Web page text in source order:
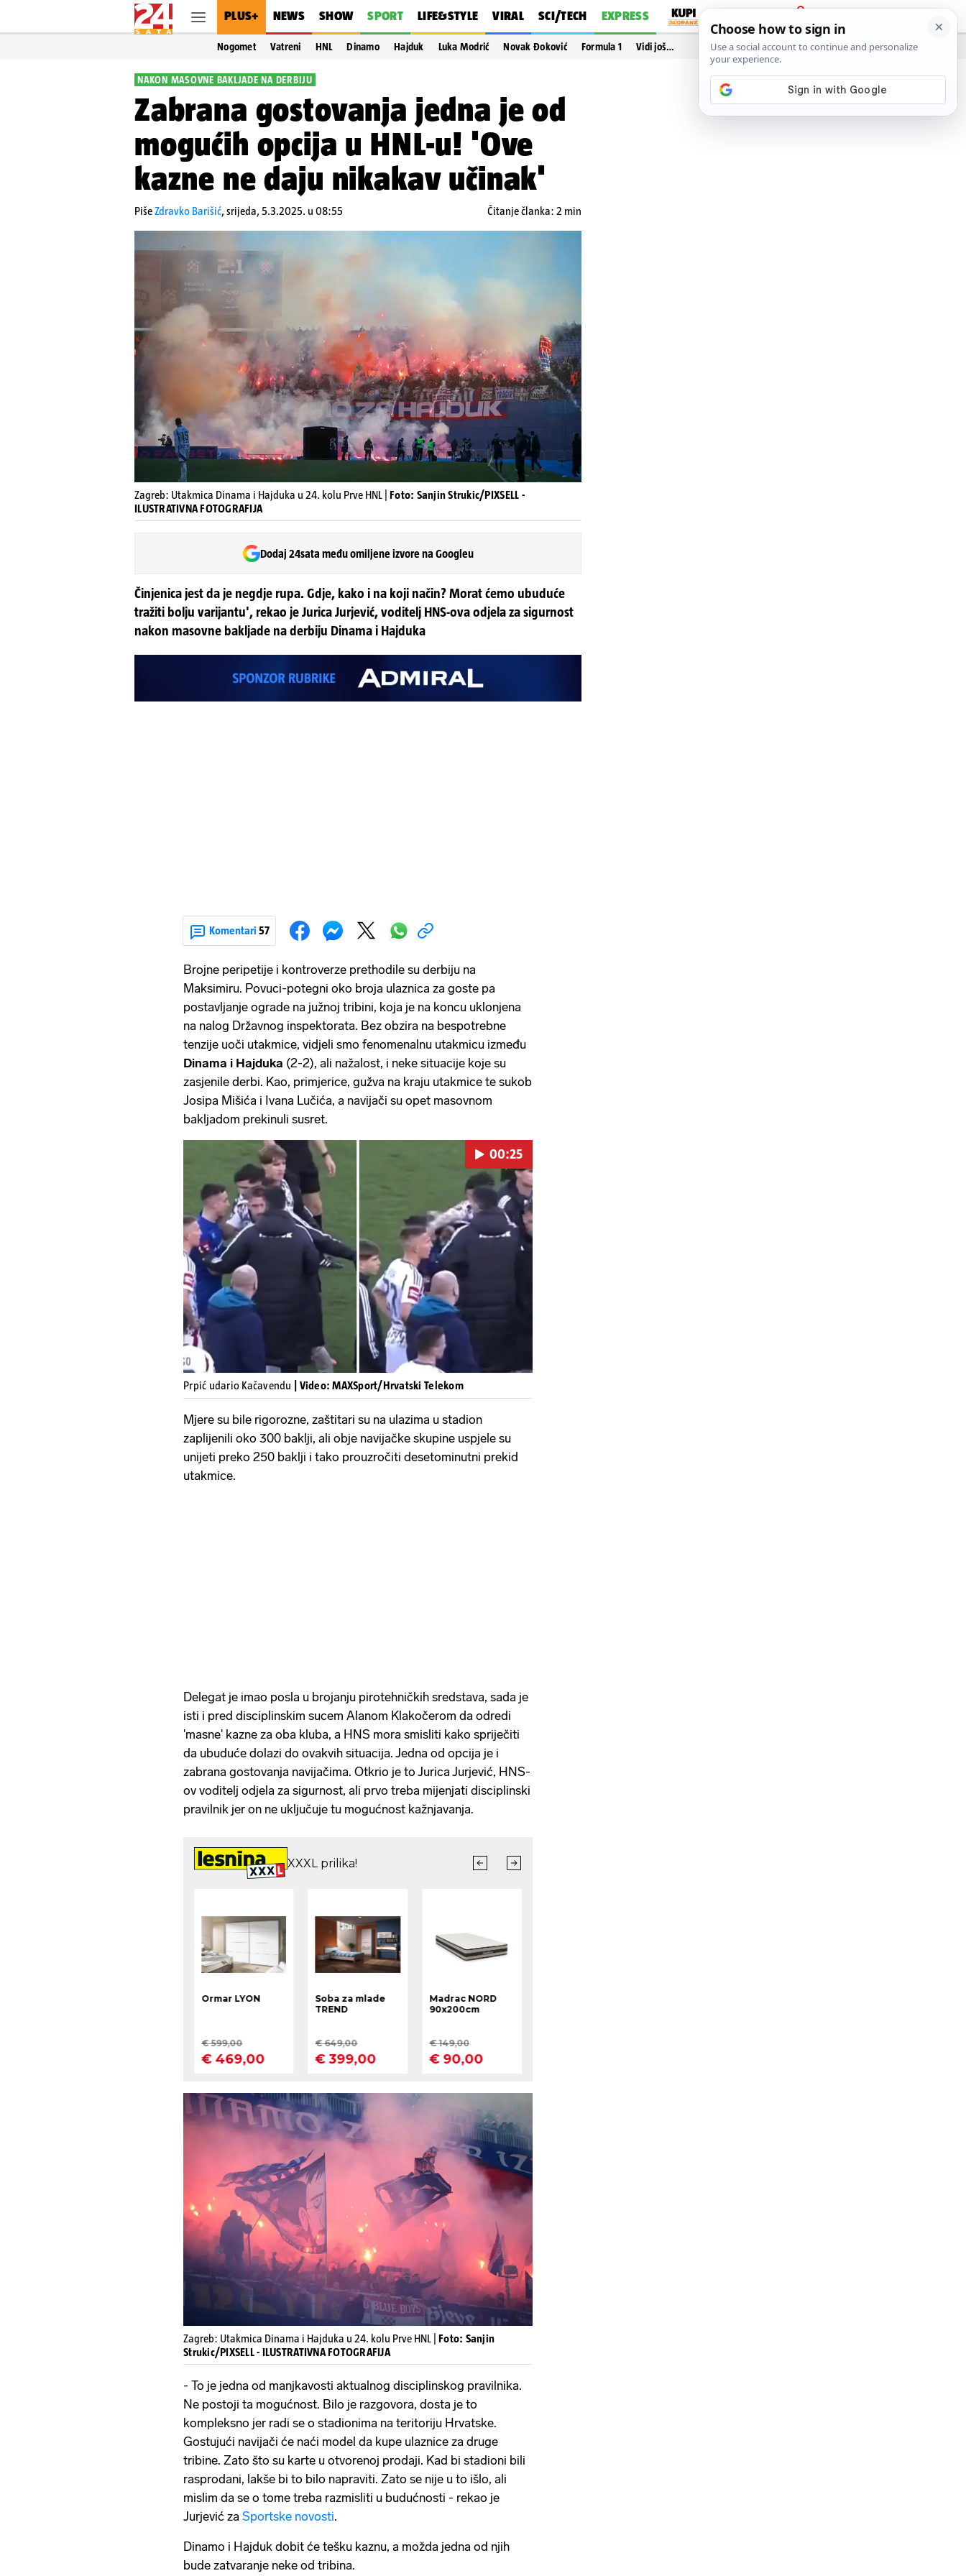
PLUS+ NEWS SHOW SPORT LIFE&STYLE VIRAL SCI/TECH EXPRESS
PRIJAVA
Nogomet Vatreni HNL Dinamo Hajduk Luka Modrić Novak Đoković Formula 1 Vidi još…
NAKON MASOVNE BAKLJADE NA DERBIJU
Zabrana gostovanja jedna je od
mogućih opcija u HNL-u! 'Ove
kazne ne daju nikakav učinak'
PišeZdravko Barišić,srijeda, 5.3.2025. u 08:55 Čitanje članka: 2 min
Zagreb: Utakmica Dinama i Hajduka u 24. kolu Prve HNL | Foto: Sanjin Strukic/PIXSELL -
ILUSTRATIVNA FOTOGRAFIJA
Dodaj 24sata među omiljene izvore na Googleu
Činjenica jest da je negdje rupa. Gdje, kako i na koji način? Morat ćemo ubuduće
tražiti bolju varijantu', rekao je Jurica Jurjević, voditelj HNS-ova odjela za sigurnost
nakon masovne bakljade na derbiju Dinama i Hajduka
Komentari 57
Brojne peripetije i kontroverze prethodile su derbiju na
Maksimiru. Povuci-potegni oko broja ulaznica za goste pa
postavljanje ograde na južnoj tribini, koja je na koncu uklonjena
na nalog Državnog inspektorata. Bez obzira na bespotrebne
tenzije uoči utakmice, vidjeli smo fenomenalnu utakmicu između
Dinama i Hajduka (2-2), ali nažalost, i neke situacije koje su
zasjenile derbi. Kao, primjerice, gužva na kraju utakmice te sukob
Josipa Mišića i Ivana Lučića, a navijači su opet masovnom
bakljadom prekinuli susret.
Pokretanje videa...
00:25
Prpić udario Kačavendu | Video: MAXSport/Hrvatski Telekom
Mjere su bile rigorozne, zaštitari su na ulazima u stadion
zaplijenili oko 300 baklji, ali obje navijačke skupine uspjele su
unijeti preko 250 baklji i tako prouzročiti desetominutni prekid
utakmice.
Delegat je imao posla u brojanju pirotehničkih sredstava, sada je
isti i pred disciplinskim sucem Alanom Klakočerom da odredi
'masne' kazne za oba kluba, a HNS mora smisliti kako spriječiti
da ubuduće dolazi do ovakvih situacija. Jedna od opcija je i
zabrana gostovanja navijačima. Otkrio je to Jurica Jurjević, HNS-
ov voditelj odjela za sigurnost, ali prvo treba mijenjati disciplinski
pravilnik jer on ne uključuje tu mogućnost kažnjavanja.
Zagreb: Utakmica Dinama i Hajduka u 24. kolu Prve HNL | Foto: Sanjin
Strukic/PIXSELL - ILUSTRATIVNA FOTOGRAFIJA
- To je jedna od manjkavosti aktualnog disciplinskog pravilnika.
Ne postoji ta mogućnost. Bilo je razgovora, dosta je to
kompleksno jer radi se o stadionima na teritoriju Hrvatske.
Gostujući navijači će naći model da kupe ulaznice za druge
tribine. Zato što su karte u otvorenoj prodaji. Kad bi stadioni bili
rasprodani, lakše bi to bilo napraviti. Zato se nije u to išlo, ali
mislim da se o tome treba razmisliti u budućnosti - rekao je
Jurjević za Sportske novosti.
Dinamo i Hajduk dobit će tešku kaznu, a možda jedna od njih
bude zatvaranje neke od tribina.